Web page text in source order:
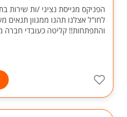
הפניקס מגייסת נציגי /ות שירות
לחו"ל אצלנו תהנו ממגוון תנאים
והתפתחות!! קליטה כעובדי חברה